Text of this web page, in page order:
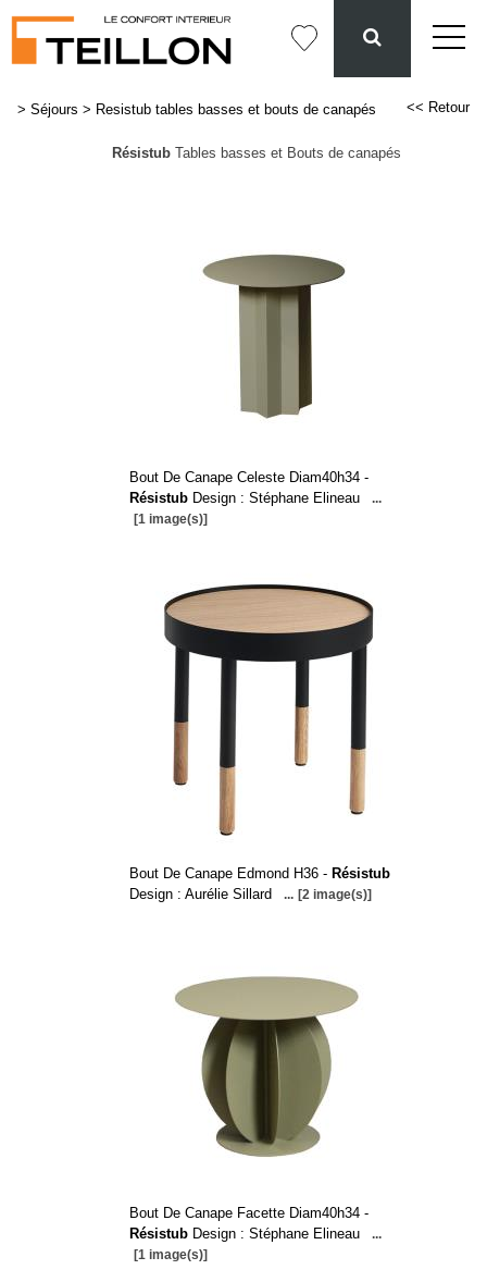
> Séjours > Resistub tables basses et bouts de canapés << Retour
RésistubTables basses et Bouts de canapés
Bout De Canape Celeste Diam40h34 -
RésistubDesign : Stéphane Elineau
...
[1 image(s)]
Bout De Canape Edmond H36 - Résistub
Design : Aurélie Sillard
... [2 image(s)]
Bout De Canape Facette Diam40h34 -
RésistubDesign : Stéphane Elineau
...
[1 image(s)]